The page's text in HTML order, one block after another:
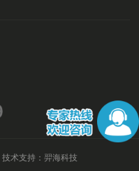
术支持： 羿海科技